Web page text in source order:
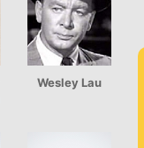
Wesley Lau